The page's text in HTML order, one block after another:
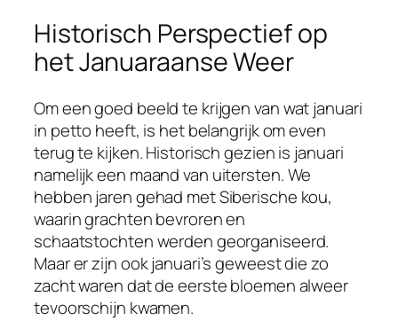
Historisch Perspectief op
het Januaraanse Weer
Om een goed beeld te krijgen van wat januari
in petto heeft, is het belangrijk om even
terug te kijken. Historisch gezien is januari
namelijk een maand van uitersten. We
hebben jaren gehad met Siberische kou,
waarin grachten bevroren en
schaatstochten werden georganiseerd.
Maar er zijn ook januari’s geweest die zo
zacht waren dat de eerste bloemen alweer
tevoorschijn kwamen.